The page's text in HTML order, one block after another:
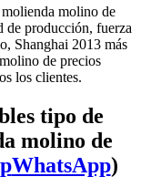
molino de
de producción, fuerza
Shanghai 2013 más
de precios
los clientes.
tipo de
molino de
WhatsApp)